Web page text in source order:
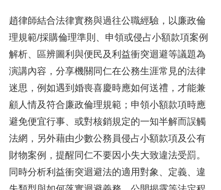
趙律師結合法律實務與過往公職經驗，以廉政倫
理規範/採購倫理準則、申領或侵占小額款項案例
解析、區辨圖利與便民及利益衝突迴避等議題為
演講內容，分享機關同仁在公務生涯常見的法律
迷思，例如遇到婚喪喜慶時應如何送禮，才能兼
顧人情及符合廉政倫理規範；申領小額款項時應
避免便宜行事、或對核銷規定的一知半解而誤觸
法網，另外藉由少數公務員侵占小額款項及公有
財物案例，提醒同仁不要因小失大致違法受罰。
同時分析利益衝突迴避法的適用對象、定義、違